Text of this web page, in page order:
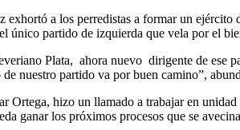
exhortó a los perredistas a formar un
único partido de izquierda que vela por el
Plata, ahora nuevo dirigente de ese
nuestro partido va por buen camino”,
Ortega, hizo un llamado a trabajar en
ganar los próximos procesos que se